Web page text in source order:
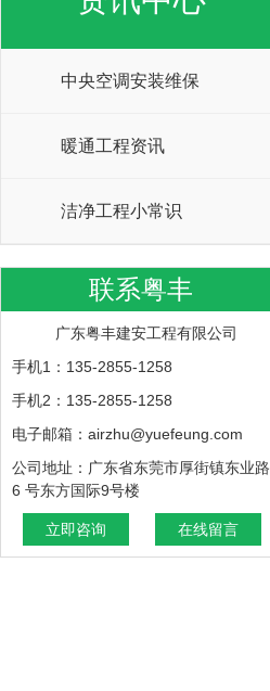
中央空调安装维保
暖通工程资讯
洁净工程小常识
联系粤丰
广东粤丰建安工程有限公司
手机1：135-2855-1258
手机2：135-2855-1258
电子邮箱：airzhu@yuefeung.com
公司地址：广东省东莞市厚街镇东业路
6 号东方国际9号楼
立即咨询 在线留言